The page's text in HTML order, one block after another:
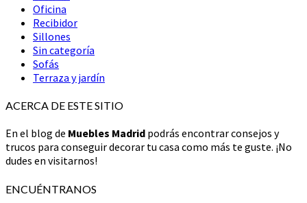
Oficina
Recibidor
Sillones
Sin categoría
Sofás
Terraza y jardín
ACERCA DE ESTE SITIO
En el blog de Muebles Madrid podrás encontrar consejos y
trucos para conseguir decorar tu casa como más te guste. ¡No
dudes en visitarnos!
ENCUÉNTRANOS